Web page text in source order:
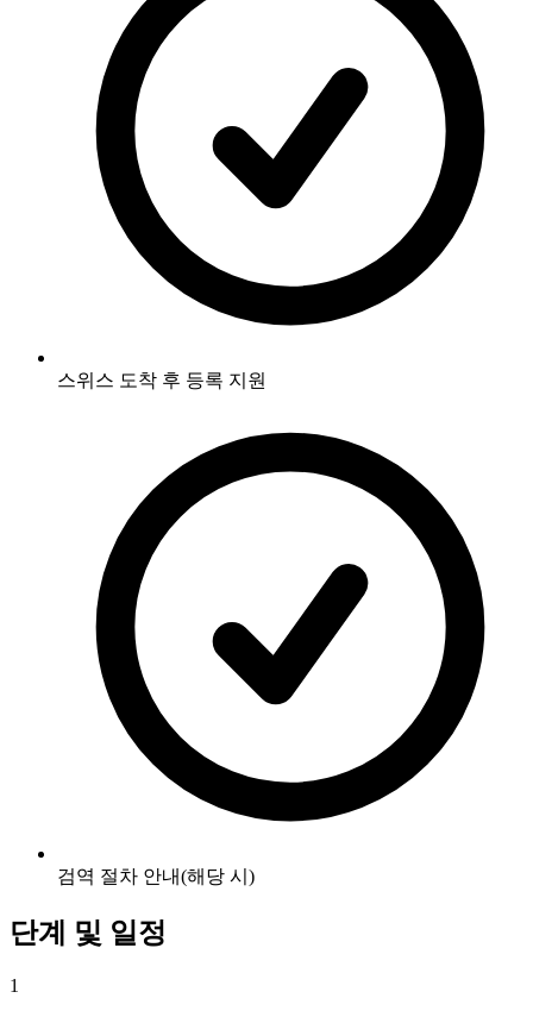
스위스 도착 후 등록 지원
검역 절차 안내(해당 시)
단계 및 일정
1